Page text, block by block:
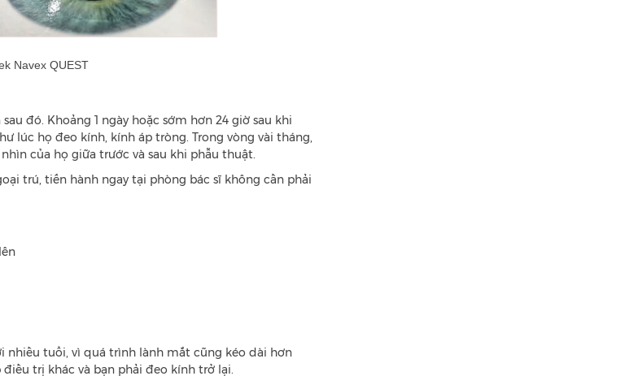
Navex QUEST
đó. Khoảng 1 ngày hoặc sớm hơn 24 giờ sau khi
lúc họ đeo kính, kính áp tròng. Trong vòng vài tháng,
của họ giữa trước và sau khi phẫu thuật.
trú, tiến hành ngay tại phòng bác sĩ không cần phải
nhiều tuổi, vì quá trình lành mắt cũng kéo dài hơn
trị khác và bạn phải đeo kính trở lại.